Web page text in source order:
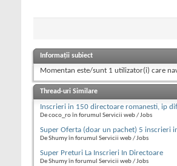
Informații subiect
Momentan este/sunt 1 utilizator(i) care
Thread-uri Similare
Inscrieri in 150 directoare romanesti, ip
De coco_ro în forumul Servicii web / Jobs
Super Oferta (doar un pachet) 5 inscrieri
De Shumy în forumul Servicii web / Jobs
Super Preturi La Inscrieri In Directoare
De Shumy în forumul Servicii web / Jobs